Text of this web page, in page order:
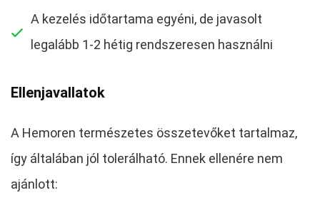
A kezelés időtartama egyéni, de javasolt
legalább 1-2 hétig rendszeresen használni
Ellenjavallatok
A Hemoren természetes összetevőket tartalmaz,
így általában jól tolerálható. Ennek ellenére nem
ajánlott: